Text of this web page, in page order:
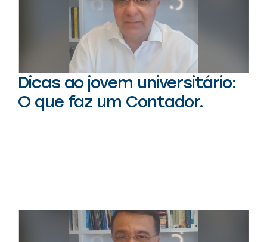
Dicas ao jovem universitário:
O que faz um Contador.